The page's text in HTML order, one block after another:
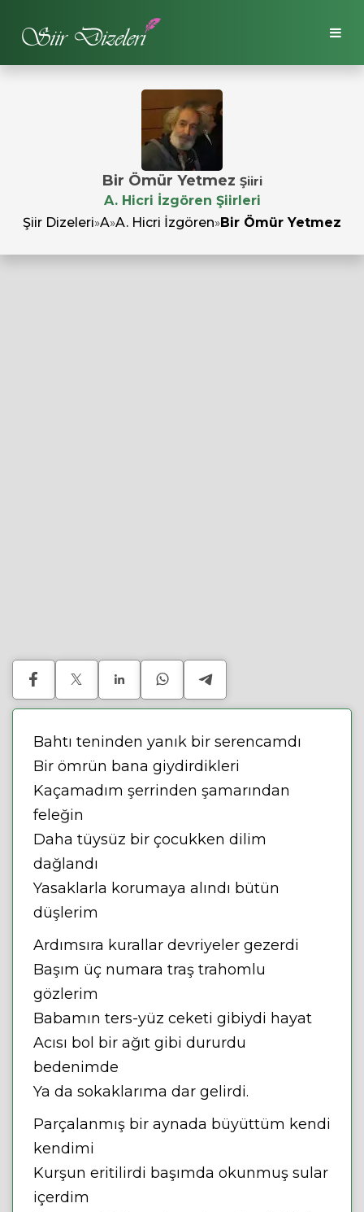
Bir Ömür Yetmez Şiiri
A. Hicri İzgören Şiirleri
Şiir Dizeleri»A»A. Hicri İzgören»Bir Ömür Yetmez
Bahtı teninden yanık bir serencamdı
Bir ömrün bana giydirdikleri
Kaçamadım şerrinden şamarından
feleğin
Daha tüysüz bir çocukken dilim
dağlandı
Yasaklarla korumaya alındı bütün
düşlerim
Ardımsıra kurallar devriyeler gezerdi
Başım üç numara traş trahomlu
gözlerim
Babamın ters-yüz ceketi gibiydi hayat
Acısı bol bir ağıt gibi dururdu
bedenimde
Ya da sokaklarıma dar gelirdi.
Parçalanmış bir aynada büyüttüm kendi
kendimi
Kurşun eritilirdi başımda okunmuş sular
içerdim